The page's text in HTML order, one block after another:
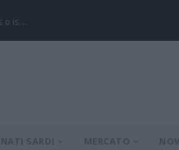
o is… Serie C -
SARDI MERCATO